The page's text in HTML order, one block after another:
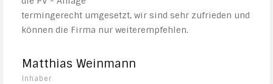
termingerecht umgesetzt, wir sind sehr zufrieden und
können die Firma nur weiterempfehlen.
Matthias Weinmann
Inhaber